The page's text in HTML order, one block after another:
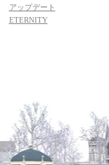
アップデート
ETERNITY